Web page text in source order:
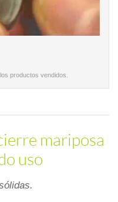
productos vendidos.
mariposa
uso